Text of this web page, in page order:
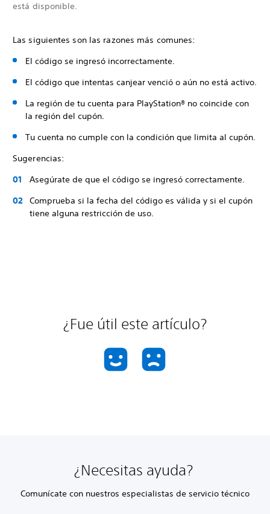
está disponible.
Las siguientes son las razones más comunes:
El código se ingresó incorrectamente.
El código que intentas canjear venció o aún no está activo.
La región de tu cuenta para PlayStation® no coincide con
la región del cupón.
Tu cuenta no cumple con la condición que limita al cupón.
Sugerencias:
Asegúrate de que el código se ingresó correctamente.
Comprueba si la fecha del código es válida y si el cupón
tiene alguna restricción de uso.
¿Fue útil este artículo?
¿Necesitas ayuda?
Comunícate con nuestros especialistas de servicio técnico